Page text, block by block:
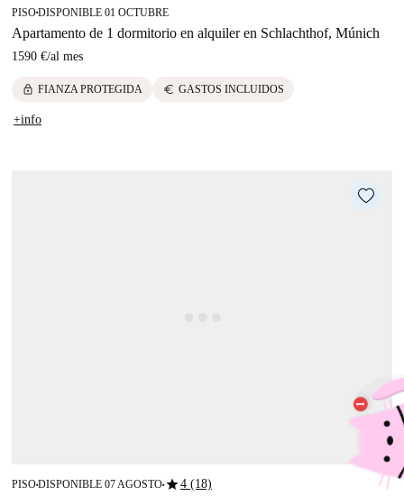
PISO■DISPONIBLE 01 OCTUBRE
Apartamento de 1 dormitorio en alquiler en Schlachthof, Múnich
1590 €/al mes
lock FIANZA PROTEGIDA euro GASTOS INCLUIDOS
+info
PISO■DISPONIBLE 07 AGOSTO■star4 (18)